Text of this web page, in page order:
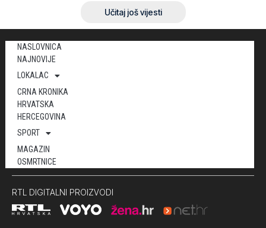
Učitaj još vijesti
NASLOVNICA
NAJNOVIJE
LOKALAC
CRNA KRONIKA
HRVATSKA
HERCEGOVINA
SPORT
MAGAZIN
OSMRTNICE
RTL DIGITALNI PROIZVODI